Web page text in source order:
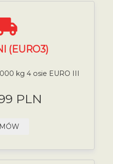
(EURO3)
kg 4 osie EURO III
PLN